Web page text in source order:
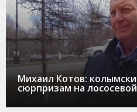
Михаил Котов:
сюрпризам на